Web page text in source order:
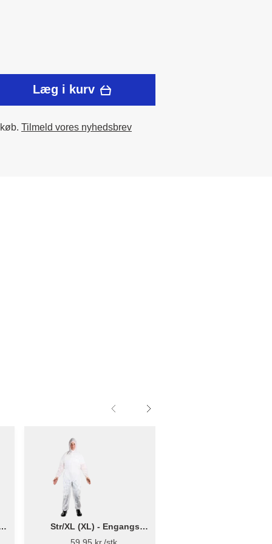
Læg i kurv
Tilmeld vores nyhedsbrev
Str/XL (XL) - Engangs
overtræksdragt - Bluestar